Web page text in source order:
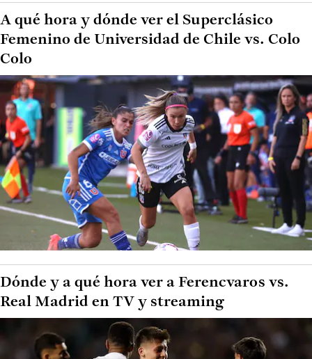
A qué hora y dónde ver el Superclásico
Femenino de Universidad de Chile vs. Colo
Colo
Dónde y a qué hora ver a Ferencvaros vs.
Real Madrid en TV y streaming